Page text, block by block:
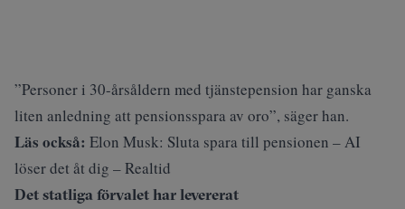
”Personer i 30-årsåldern med tjänstepension har ganska
liten anledning att pensionsspara av oro”, säger han.
Läs också: Elon Musk: Sluta spara till pensionen – AI
löser det åt dig – Realtid
Det statliga förvalet har levererat